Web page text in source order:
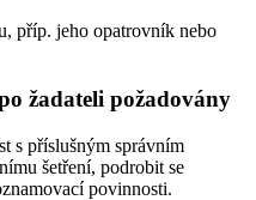
příp. jeho opatrovník nebo
žadateli požadovány
s příslušným správním
šetření, podrobit se
povinnosti.